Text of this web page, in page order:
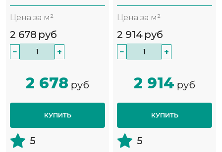
Цена за м²
2 678 руб
− +
2 678 руб
КУПИТЬ
5
Цена за м²
2 914 руб
− +
2 914 руб
КУПИТЬ
5